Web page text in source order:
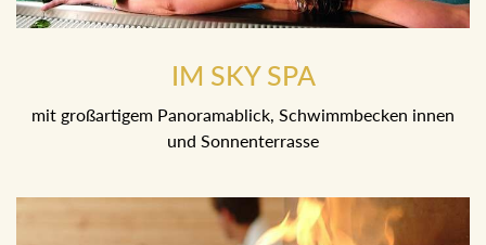
IM SKY SPA
und Sonnenterrasse